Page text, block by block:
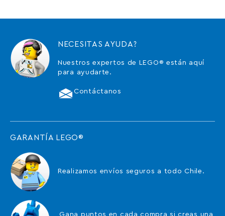
NECESITAS AYUDA?
Nuestros expertos de LEGO® están aquí
para ayudarte.
Contáctanos
GARANTÍA LEGO®
Realizamos envíos seguros a todo Chile.
Gana puntos en cada compra si creas una